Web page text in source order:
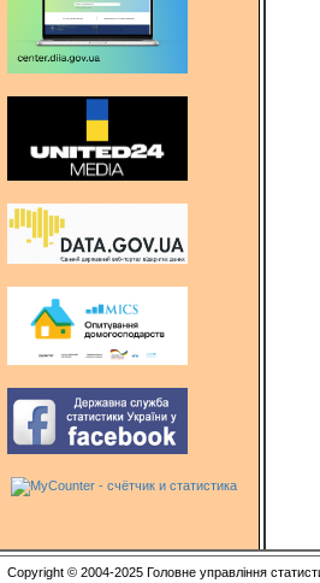
Copyright © 2004-2025 Головне управління